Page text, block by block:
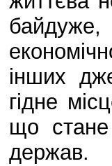
інших
гідне
що
держав.